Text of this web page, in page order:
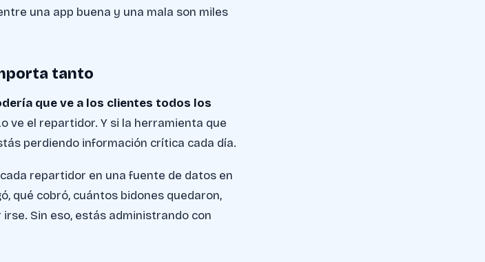
una app buena y una mala son miles
tanto
que ve a los clientes todos los
ve el repartidor. Y si la herramienta que
perdiendo información crítica cada día.
repartidor en una fuente de datos en
qué cobró, cuántos bidones quedaron,
Sin eso, estás administrando con